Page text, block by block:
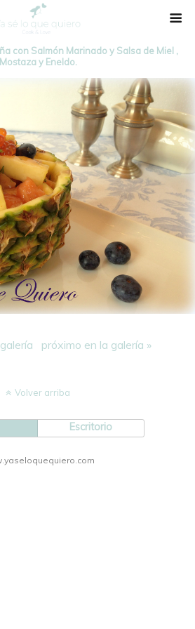
con Salmón Marinado y Salsa de Miel ,
Mostaza y Eneldo.
próximo en la galería »
Volver arriba
Escritorio